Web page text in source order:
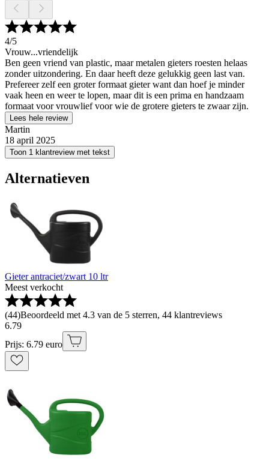
4/5
Vrouw...vriendelijk
Ben geen vriend van plastic, maar metalen gieters roesten helaas
zonder uitzondering. En daar heeft deze gelukkig geen last van.
Prefereer zelf een groter formaat gieter want dan hoef je minder
vaak heen en weer te lopen, maar dit is een prima en handzaam
formaat voor vrouwlief voor wie de grotere gieters te zwaar zijn.
Lees hele review
Martin
18 april 2025
Toon 1 klantreview met tekst
Alternatieven
Gieter antraciet/zwart 10 ltr
Meest verkocht
(44)Beoordeeld met 4.3 van de 5 sterren, 44 klantreviews
6.79
Prijs: 6.79 euro